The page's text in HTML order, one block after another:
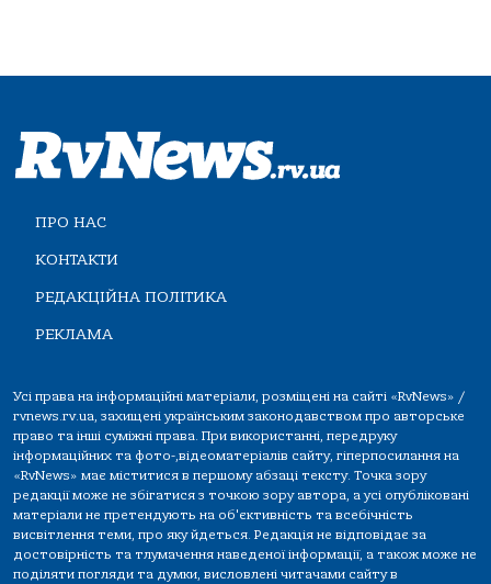
ПРО НАС
КОНТАКТИ
РЕДАКЦІЙНА ПОЛІТИКА
РЕКЛАМА
Усі права на інформаційні матеріали, розміщені на сайті «RvNews» /
rvnews.rv.ua, захищені українським законодавством про авторське
право та інші суміжні права. При використанні, передруку
інформаційних та фото-,відеоматеріалів сайту, гіперпосилання на
«RvNews» має міститися в першому абзаці тексту. Точка зору
редакції може не збігатися з точкою зору автора, а усі опубліковані
матеріали не претендують на об'єктивність та всебічність
висвітлення теми, про яку йдеться. Редакція не відповідає за
достовірність та тлумачення наведеної інформації, а також може не
поділяти погляди та думки, висловлені читачами сайту в